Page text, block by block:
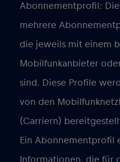
Abonnementprofil: Die
mehrere
die jeweils mit einem
Mobilfunkanbieter
sind. Diese Profile
von den
(Carriern)
Ein Abonnementprofil
Informationen, die für